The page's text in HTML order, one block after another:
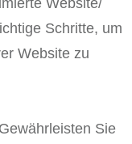
Schritte, um
Website zu
Gewährleisten Sie